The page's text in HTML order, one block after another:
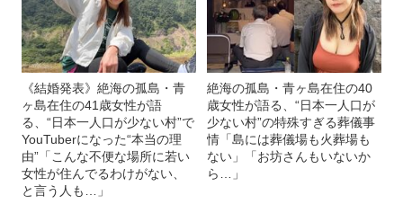
《結婚発表》絶海の孤島・青
ヶ島在住の41歳女性が語
る、“日本一人口が少ない村”で
YouTuberになった“本当の理
由”「こんな不便な場所に若い
女性が住んでるわけがない、
と言う人も…」
絶海の孤島・青ヶ島在住の40
歳女性が語る、“日本一人口が
少ない村”の特殊すぎる葬儀事
情「島には葬儀場も火葬場も
ない」「お坊さんもいないか
ら…」